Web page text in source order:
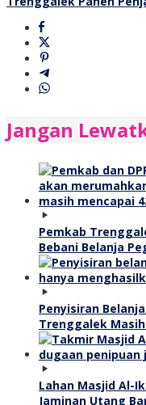
Jangan
Pemkab
Bebani Belanja
Penyisiran
Trenggalek Masih
Lahan Masjid Al-
Jaminan Utang